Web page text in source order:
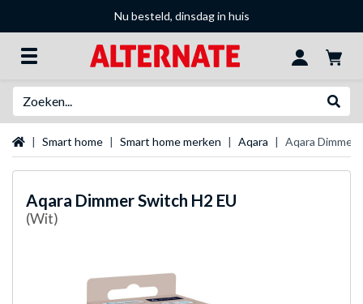
Nu besteld, dinsdag in huis
StartpaginaSmart home Smart home merken Aqara Aqara Dimmer
Aqara Dimmer Switch H2 EU
(Wit)